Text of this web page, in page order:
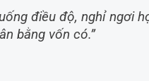
điều độ, nghỉ ngơi
bằng vốn có.”